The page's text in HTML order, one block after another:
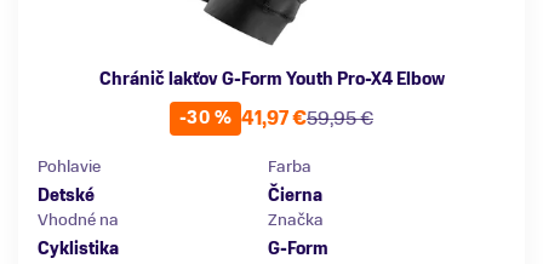
Chránič lakťov G-Form Youth Pro-X4 Elbow
-30 %
59,95 €
41,97 €
Pohlavie
Detské
Farba
Čierna
Vhodné na
Cyklistika
Značka
G-Form